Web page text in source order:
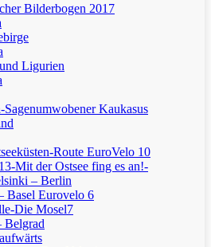
Bilderbogen 2017
Ligurien
Sagenumwobener Kaukasus
Route EuroVelo 10
Mit der Ostsee fing es an!-
– Berlin
Basel Eurovelo 6
Die Mosel7
Belgrad